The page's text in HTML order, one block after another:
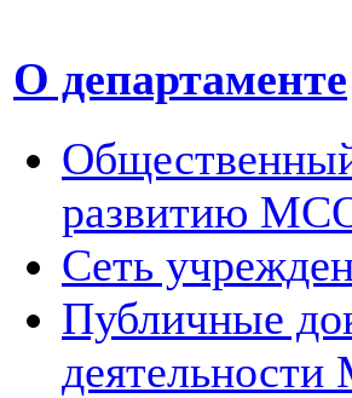
О департаменте
развитию
Сеть
Публичные